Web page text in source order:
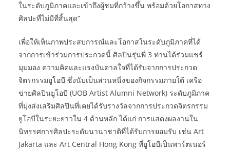
ในระดับภูมิภาคและเข้าถึงผู้ชมที่กว้างขึ้น พร้อมด้วยโอกาสทาง
ศิลปะที่ไม่มีที่สิ้นสุด”
เพื่อให้เห็นภาพประสบการณ์และโอกาสในระดับภูมิภาคที่ได้
จากการเข้าร่วมการประกวดนี้ ศิลปินรุ่นพี่ 3 ท่านได้ร่วมแชร์
มุมมอง ความคิดและแรงบันดาลใจที่ได้รับจากการประกวด
จิตรกรรมยูโอบี ซึ่งนับเป็นส่วนหนึ่งของกิจกรรมภายใต้ เครือ
ข่ายศิลปินยูโอบี (UOB Artist Alumni Network) ระดับภูมิภาค
ที่มุ่งส่งเสริมศิลปินที่เคยได้รับรางวัลจากการประกวดจิตรกรรม
ยูโอบีในระยะยาวใน 4 ด้านหลัก ได้แก่ การแสดงผลงานใน
นิทรรศการศิลปะระดับนานาชาติที่ได้รับการยอมรับ เช่น Art
Jakarta และ Art Central Hong Kong ที่ยูโอบีเป็นพาร์ตเนอร์